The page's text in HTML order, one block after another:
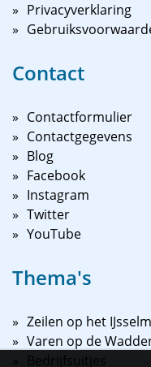
Privacyverklaring
Contact
Contactformulier
Contactgegevens
Blog
Facebook
Instagram
Twitter
YouTube
Thema's
Zeilen op het
Varen op de
Bedrijfsuitjes